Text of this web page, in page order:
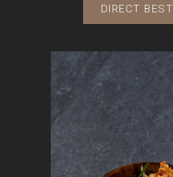
DIRECT